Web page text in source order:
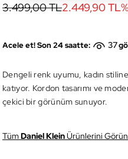
3.499,00 TL2.449,90 TL%
Acele et! Son 24 saatte: 37
Dengeli renk uyumu, kadın
katıyor. Kordon tasarımı ve
çekici bir görünüm sunuyor.
TümDaniel KleinÜrünlerini